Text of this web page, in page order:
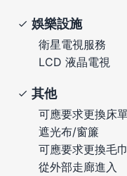
娛樂設施
衛星電視服務
LCD 液晶電視
其他
可應要求更換床
遮光布/窗簾
可應要求更換毛巾
從外部走廊進入